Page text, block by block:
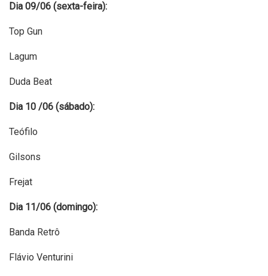
Dia 09/06 (sexta-feira):
Top Gun
Lagum
Duda Beat
Dia 10 /06 (sábado):
Teófilo
Gilsons
Frejat
Dia 11/06 (domingo):
Banda Retrô
Flávio Venturini